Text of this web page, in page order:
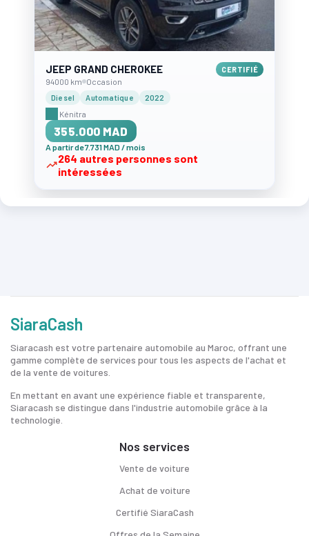
JEEP GRAND CHEROKEE CERTIFIÉ
94000 km Occasion
Diesel Automatique 2022
Kénitra
355.000 MAD
A partir de 7.731 MAD / mois
264 autres personnes sont
intéressées
SiaraCash
Siaracash est votre partenaire automobile au Maroc, offrant une
gamme complète de services pour tous les aspects de l'achat et
de la vente de voitures.
En mettant en avant une expérience fiable et transparente,
Siaracash se distingue dans l'industrie automobile grâce à la
technologie.
Nos services
Vente de voiture
Achat de voiture
Certifié SiaraCash